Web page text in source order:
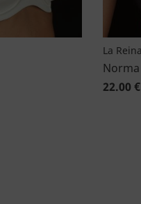
La
Norma
22.00 €